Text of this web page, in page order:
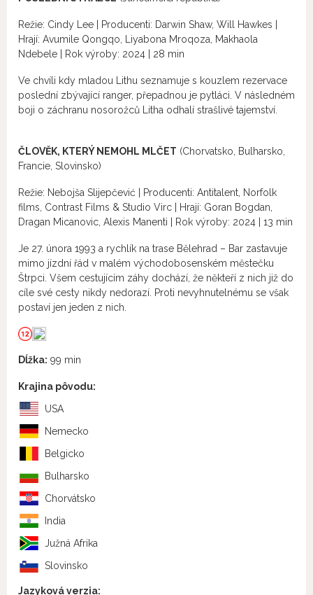
Režie: Cindy Lee | Producenti: Darwin Shaw, Will Hawkes |
Hrají: Avumile Qongqo, Liyabona Mroqoza, Makhaola
Ndebele | Rok výroby: 2024 | 28 min
Ve chvíli kdy mladou Lithu seznamuje s kouzlem rezervace
poslední zbývající ranger, přepadnou je pytláci. V následném
boji o záchranu nosorožců Litha odhalí strašlivé tajemství.
ČLOVĚK, KTERÝ NEMOHL MLČET (Chorvatsko, Bulharsko,
Francie, Slovinsko)
Režie: Nebojša Slijepčević | Producenti: Antitalent, Norfolk
films, Contrast Films & Studio Virc | Hrají: Goran Bogdan,
Dragan Micanovic, Alexis Manenti | Rok výroby: 2024 | 13 min
Je 27. února 1993 a rychlík na trase Bělehrad – Bar zastavuje
mimo jízdní řád v malém východobosenském městečku
Štrpci. Všem cestujícím záhy dochází, že někteří z nich již do
cíle své cesty nikdy nedorazí. Proti nevyhnutelnému se však
postaví jen jeden z nich.
Dĺžka: 99 min
Krajina pôvodu:
USA
Nemecko
Belgicko
Bulharsko
Chorvátsko
India
Južná Afrika
Slovinsko
Jazyková verzia: